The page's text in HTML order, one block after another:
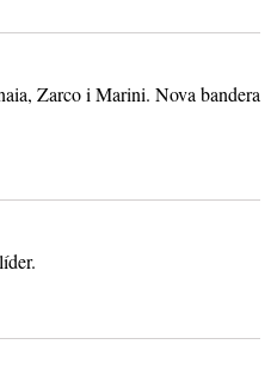
Zarco i Marini. Nova bandera